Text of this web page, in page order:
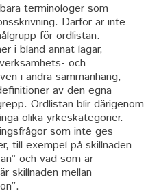
terminologer som
Därför är inte
för ordlistan.
i bland annat lagar,
och
i andra sammanhang;
av den egna
Ordlistan blir därigenom
olika yrkeskategorier.
som inte ges
till exempel på skillnaden
och vad som är
skillnaden mellan